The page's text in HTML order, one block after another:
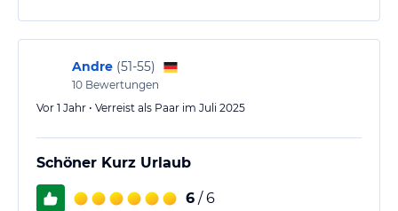
Andre (51-55)
10 Bewertungen
Vor 1 Jahr • Verreist als Paar im Juli 2025
Schöner Kurz Urlaub
6 / 6